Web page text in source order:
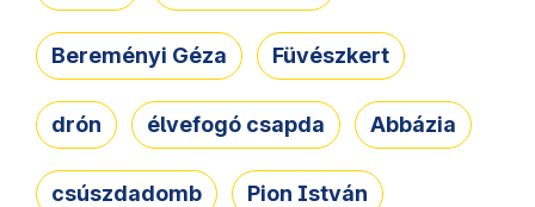
Bereményi Géza Füvészkert
drón élvefogó csapda Abbázia
csúszdadomb Pion István